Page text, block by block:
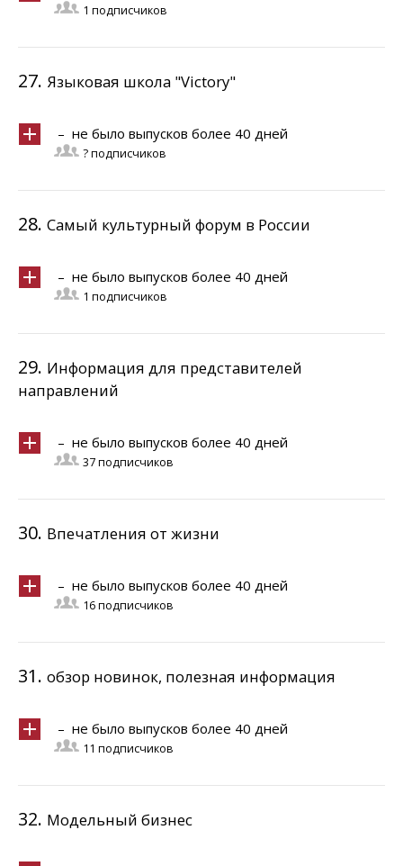
1 подписчиков
27. Языковая школа "Victory"
– не было выпусков более 40 дней
? подписчиков
28. Самый культурный форум в России
– не было выпусков более 40 дней
1 подписчиков
29. Информация для представителей
направлений
– не было выпусков более 40 дней
37 подписчиков
30. Впечатления от жизни
– не было выпусков более 40 дней
16 подписчиков
31. обзор новинок, полезная информация
– не было выпусков более 40 дней
11 подписчиков
32. Модельный бизнес